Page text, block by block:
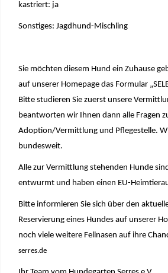
kastriert: ja
Sonstiges: Jagdhund-Mischling
Sie möchten diesem Hund ein Zuhause
auf unserer Homepage das Formular
Bitte studieren Sie zuerst unsere
beantworten wir Ihnen dann alle Fragen
Adoption/Vermittlung und Pflegestelle.
bundesweit.
Alle zur Vermittlung stehenden Hunde
entwurmt und haben einen EU-
Bitte informieren Sie sich über den
Reservierung eines Hundes auf unserer
noch viele weitere Fellnasen auf ihre
serres.de